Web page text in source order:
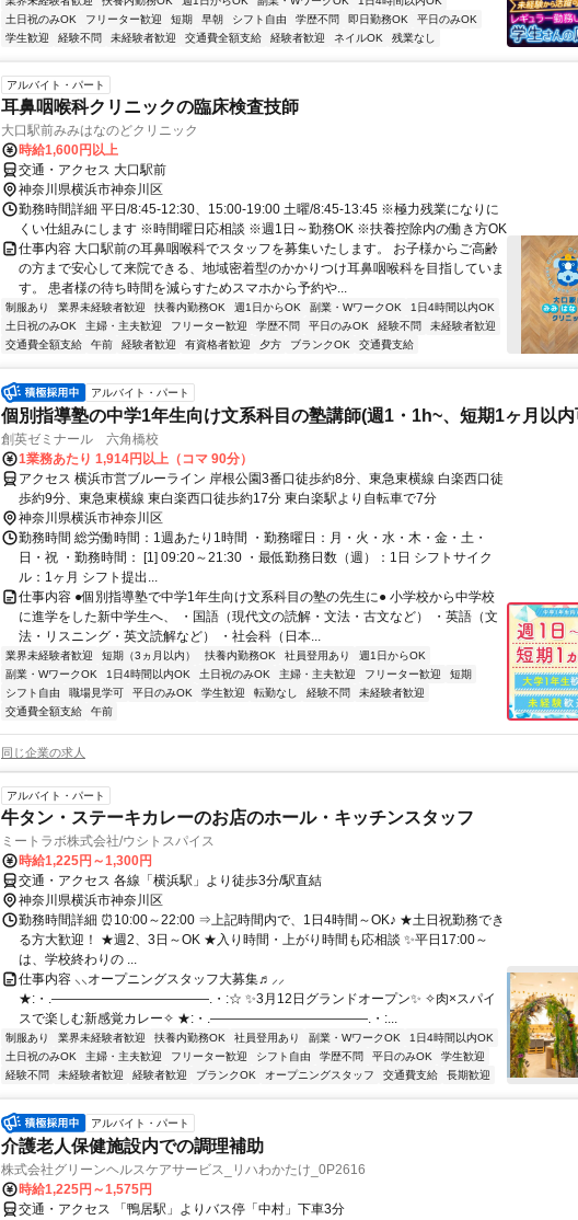
土日祝のみOK
フリーター歓迎 短期 早朝 シフト自由 学歴不問 即日勤務OK
平日のみOK
学生歓迎
経験不問 未経験者歓迎 交通費全額支給 経験者歓迎 ネイルOK 残業なし
アルバイト・パート
耳鼻咽喉科クリニックの臨床検査技師
大口駅前みみはなのどクリニック
時給1,600円以上
交通・アクセス 大口駅前
神奈川県横浜市神奈川区
勤務時間詳細 平日/8:45-12:30、15:00-19:00 土曜/8:45-13:45 ※極力残業になりに
くい仕組みにします ※時間曜日応相談 ※週1日～勤務OK ※扶養控除内の働き方OK
仕事内容 大口駅前の耳鼻咽喉科でスタッフを募集いたします。 お子様からご高齢
の方まで安心して来院できる、地域密着型のかかりつけ耳鼻咽喉科を目指していま
す。 患者様の待ち時間を減らすためスマホから予約や...
制服あり 業界未経験者歓迎 扶養内勤務OK 週1日からOK 副業・WワークOK
1日4時間以内OK
土日祝のみOK
主婦・主夫歓迎 フリーター歓迎 学歴不問 平日のみOK 経験不問
未経験者歓迎
交通費全額支給
午前 経験者歓迎 有資格者歓迎 夕方 ブランクOK 交通費支給
アルバイト・パート
個別指導塾の中学1年生向け文系科目の塾講師(週1・1h~、短期1ヶ月以内
創英ゼミナール 六角橋校
1業務あたり 1,914円以上（コマ 90分）
アクセス 横浜市営ブルーライン 岸根公園3番口徒歩約8分、東急東横線 白楽西口徒
歩約9分、東急東横線 東白楽西口徒歩約17分 東白楽駅より自転車で7分
神奈川県横浜市神奈川区
勤務時間 総労働時間：1週あたり1時間 ・勤務曜日：月・火・水・木・金・土・
日・祝 ・勤務時間： [1] 09:20～21:30 ・最低勤務日数（週）：1日 シフトサイク
ル：1ヶ月 シフト提出...
仕事内容 ●個別指導塾で中学1年生向け文系科目の塾の先生に● 小学校から中学校
に進学をした新中学生へ、 ・国語（現代文の読解・文法・古文など） ・英語（文
法・リスニング・英文読解など） ・社会科（日本...
業界未経験者歓迎 短期（3ヵ月以内） 扶養内勤務OK 社員登用あり
週1日からOK
副業・WワークOK
1日4時間以内OK 土日祝のみOK 主婦・主夫歓迎 フリーター歓迎
短期
シフト自由
職場見学可 平日のみOK 学生歓迎 転勤なし 経験不問
未経験者歓迎
交通費全額支給
午前
同じ企業の求人
アルバイト・パート
牛タン・ステーキカレーのお店のホール・キッチンスタッフ
ミートラボ株式会社/ウシトスパイス
時給1,225円～1,300円
交通・アクセス 各線「横浜駅」より徒歩3分/駅直結
神奈川県横浜市神奈川区
勤務時間詳細 ⏰10:00～22:00 ⇒上記時間内で、1日4時間～OK♪ ★土日祝勤務でき
る方大歓迎！ ★週2、3日～OK ★入り時間・上がり時間も応相談 ✨平日17:00～
は、学校終わりの ...
仕事内容 ⸜⸜オープニングスタッフ大募集♬⸝⸝
★:・.――――――――――――.・:☆ ✨3月12日グランドオープン✨ ✧肉×スパイ
スで楽しむ新感覚カレー✧ ★:・.――――――――――――.・:...
制服あり 業界未経験者歓迎 扶養内勤務OK 社員登用あり 副業・WワークOK
1日4時間以内OK
土日祝のみOK
主婦・主夫歓迎 フリーター歓迎 シフト自由 学歴不問 平日のみOK
学生歓迎
経験不問
未経験者歓迎 経験者歓迎 ブランクOK オープニングスタッフ 交通費支給 長期歓迎
アルバイト・パート
介護老人保健施設内での調理補助
株式会社グリーンヘルスケアサービス_リハわかたけ_0P2616
時給1,225円～1,575円
交通・アクセス 「鴨居駅」よりバス停「中村」下車3分